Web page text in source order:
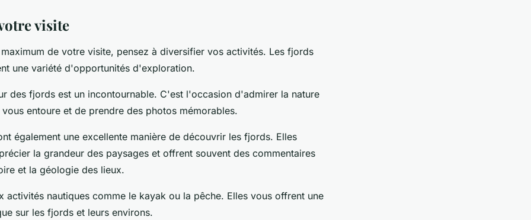
visite
de votre visite, pensez à diversifier vos activités. Les fjords
une variété d'opportunités d'exploration.
des fjords est un incontournable. C'est l'occasion d'admirer la nature
entoure et de prendre des photos mémorables.
également une excellente manière de découvrir les fjords. Elles
la grandeur des paysages et offrent souvent des commentaires
et la géologie des lieux.
activités nautiques comme le kayak ou la pêche. Elles vous offrent une
sur les fjords et leurs environs.